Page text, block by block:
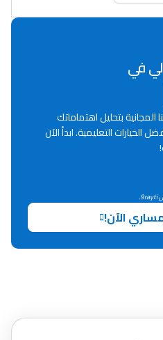
في
بتحليل اهتماماتك
التعليمية. ابدأ الآن
الآن!